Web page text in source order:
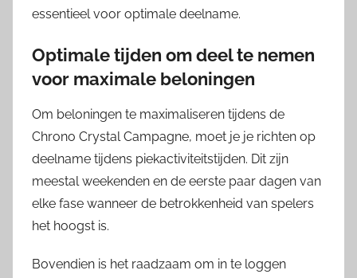
essentieel voor optimale deelname.
Optimale tijden om deel te nemen
voor maximale beloningen
Om beloningen te maximaliseren tijdens de
Chrono Crystal Campagne, moet je je richten op
deelname tijdens piekactiviteitstijden. Dit zijn
meestal weekenden en de eerste paar dagen van
elke fase wanneer de betrokkenheid van spelers
het hoogst is.
Bovendien is het raadzaam om in te loggen